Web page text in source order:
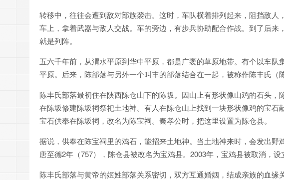
转移中，往往会遭到敌对部族袭击。这时，车队横着排列起来，阻挡敌
车上，拿着武器与敌人交战。车的旁边，有步兵协助配合作战。到了后来
就是列阵。
五六千年前，从渭水平原到华中平原，都是广袤的草原地带。有个以车
平原。后来，陈部落与另外一个叫丰的部落结合在一起，被称作陈丰氏（
陈丰氏部落最初住在陕西陈仓山下的陈坂。因山上有形状像山鸡的石头
在陈坂修建陈坂祠祭祀土地神。有人在陈仓山上找到一块形状像鸡的宝
宝石供奉在陈坂祠，改名为陈宝祠。秦孝公时，把这里设置为陈仓县。
据说，供奉在陈宝祠里的鸡石，能招来土地神。当土地神来时，会发出野
唐至德2年（757），陈仓县被改名为宝鸡县。2003年，宝鸡县被取消，设
陈丰氏部落与黄帝的姬姓部落关系密切，双方互通婚姻，结成亲族的血